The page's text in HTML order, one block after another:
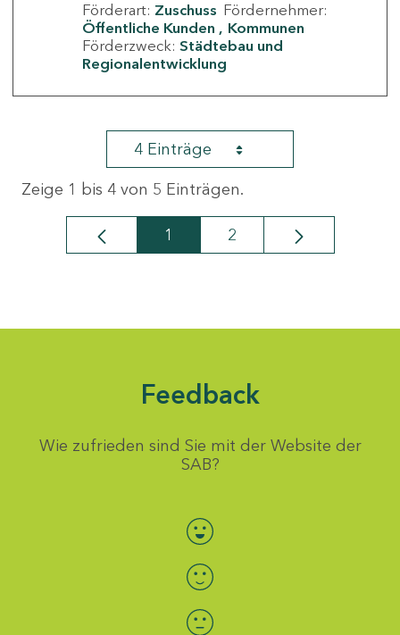
Förderart: Zuschuss Fördernehmer:
Öffentliche Kunden
Kommunen
Förderzweck: Städtebau und
Regionalentwicklung
4 Einträge
Zeige 1 bis 4 von 5 Einträgen.
Seite
1 Seite
2
Feedback
Wie zufrieden sind Sie mit der Website der
SAB?
Bewertung auswählen